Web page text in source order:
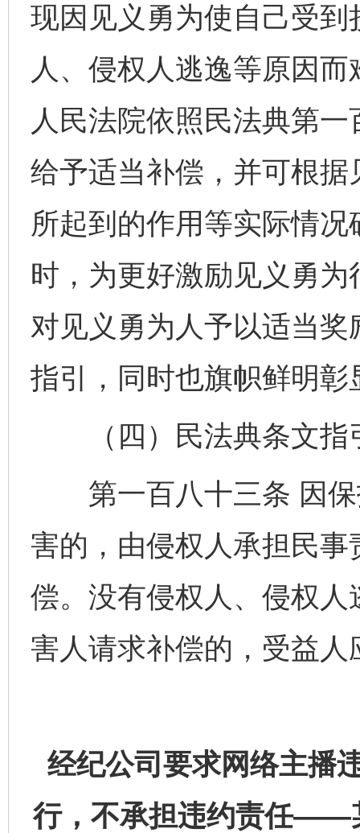
现因见义勇为使自己受
人、侵权人逃逸等原因
人民法院依照民法典第
给予适当补偿，并可根
所起到的作用等实际情
时，为更好激励见义勇
对见义勇为人予以适当
指引，同时也旗帜鲜明
（四）民法典条文指
第一百八十三条 因保
害的，由侵权人承担民
偿。没有侵权人、侵权
害人请求补偿的，受益
经纪公司要求网络主播
行，不承担违约责任——